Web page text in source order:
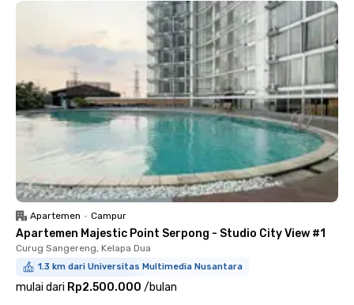
Apartemen • Campur
Apartemen Majestic Point Serpong - Studio City View #1
Curug Sangereng, Kelapa Dua
1.3 km dari Universitas Multimedia Nusantara
mulai dari Rp2.500.000 /bulan